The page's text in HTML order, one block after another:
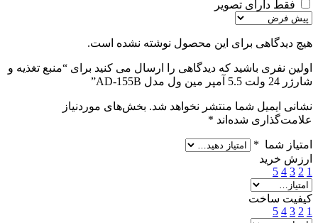
فقط دارای تصویر
هیچ دیدگاهی برای این محصول نوشته نشده است.
اولین نفری باشید که دیدگاهی را ارسال می کنید برای “منبع تغذیه و
شارژر 24 ولت 5.5 آمپر مین ول مدل AD-155B”
نشانی ایمیل شما منتشر نخواهد شد. بخش‌های موردنیاز
علامت‌گذاری شده‌اند *
امتیاز شما *
ارزش خرید
1
2
3
4
5
کیفیت ساخت
1
2
3
4
5